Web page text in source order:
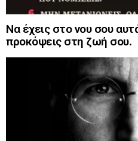
Να έχεις στο νου σου
προκόψεις στη ζωή σου.